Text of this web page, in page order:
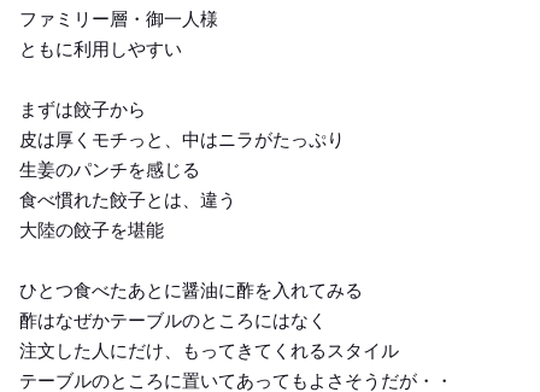
ファミリー層・御一人様
ともに利用しやすい
まずは餃子から
皮は厚くモチっと、中はニラがたっぷり
生姜のパンチを感じる
食べ慣れた餃子とは、違う
大陸の餃子を堪能
ひとつ食べたあとに醤油に酢を入れてみる
酢はなぜかテーブルのところにはなく
注文した人にだけ、もってきてくれるスタイル
テーブルのところに置いてあってもよさそうだが・・